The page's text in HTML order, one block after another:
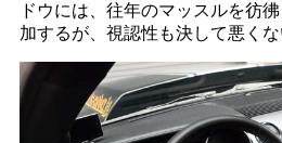
ドウには、往年のマッスルを彷
加するが、視認性も決して悪くな